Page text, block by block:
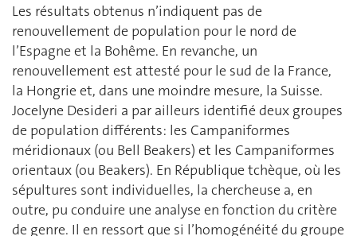
Les résultats obtenus n’indiquent pas de
renouvellement de population pour le nord de
l’Espagne et la Bohême. En revanche, un
renouvellement est attesté pour le sud de la France,
la Hongrie et, dans une moindre mesure, la Suisse.
Jocelyne Desideri a par ailleurs identifié deux groupes
de population différents: les Campaniformes
méridionaux (ou Bell Beakers) et les Campaniformes
orientaux (ou Beakers). En République tchèque, où les
sépultures sont individuelles, la chercheuse a, en
outre, pu conduire une analyse en fonction du critère
de genre. Il en ressort que si l’homogénéité du groupe